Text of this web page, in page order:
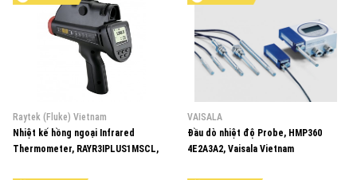
Raytek (Fluke) Vietnam
Nhiệt kế hồng ngoại Infrared
Thermometer, RAYR3IPLUS1MSCL,
VAISALA
Đầu dò nhiệt độ Probe, HMP360
4E2A3A2, Vaisala Vietnam